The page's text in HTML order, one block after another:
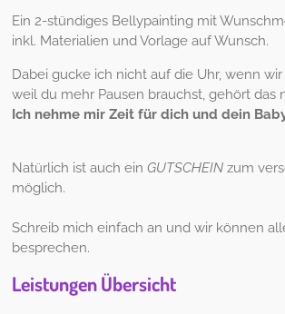
Ein 2-stündiges Bellypainting mit
inkl. Materialien und Vorlage auf Wunsch.
Dabei gucke ich nicht auf die Uhr, wenn
weil du mehr Pausen brauchst, gehört das
Ich nehme mir Zeit für dich und dein
Natürlich ist auch ein GUTSCHEINzum
möglich.
Schreib mich einfach an und wir können
besprechen.
Leistungen Übersicht